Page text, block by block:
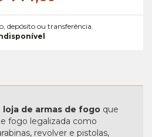
depósito ou transferência.
loja de armas de fogo que
fogo legalizada como
revolver e pistolas,